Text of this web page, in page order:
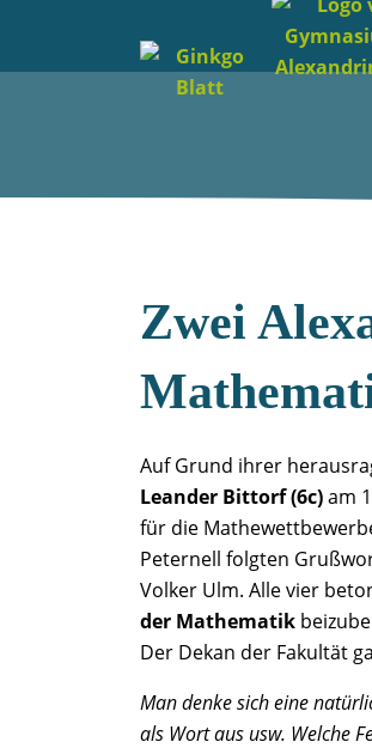
Zwei
Auf Grund ihrer
Leander Bittorf (6c)am
für die
Peternell folgten
Volker Ulm. Alle vier
der Mathematik
Der Dekan der Fakultät
Man denke sich eine
als Wort aus usw. Welche